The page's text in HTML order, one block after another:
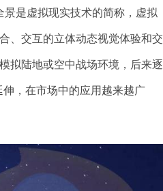
景是虚拟现实技术的简称，虚拟
、交互的立体动态视觉体验和交
拟陆地或空中战场环境，后来逐
，在市场中的应用越来越广